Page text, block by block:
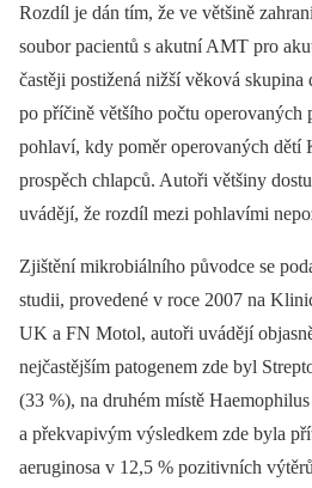
Rozdíl je dán tím, že ve většině
soubor pacientů s akutní AMT pro
častěji postižená nižší věková skupina
po příčině většího počtu operovaných
pohlaví, kdy poměr operovaných
prospěch chlapců. Autoři většiny
uvádějí, že rozdíl mezi pohlavími
Zjištění mikrobiálního původce se
studii, provedené v roce 2007 na
UK a FN Motol, autoři uvádějí
nejčastějším patogenem zde byl
(33 %), na druhém místě
a překvapivým výsledkem zde byla
aeruginosa v 12,5 % pozitivních